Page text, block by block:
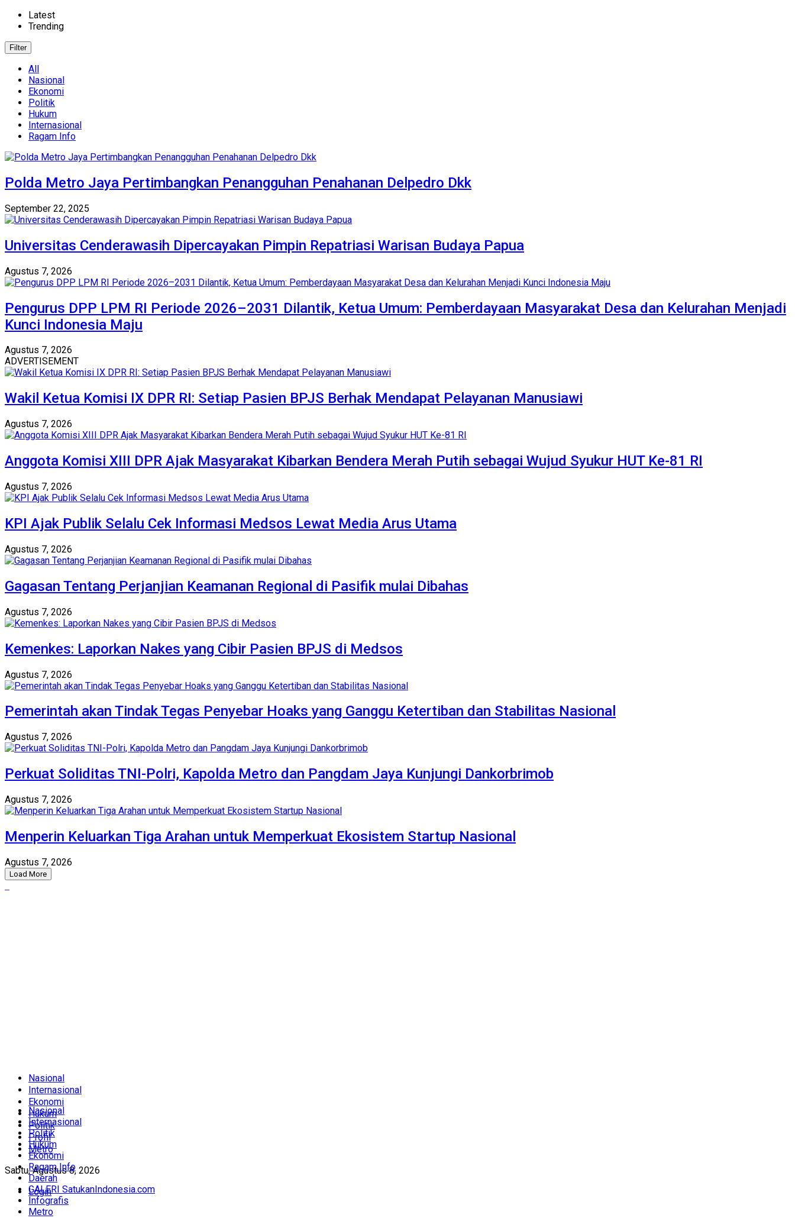
Latest
Trending
Filter
All
Nasional
Ekonomi
Politik
Hukum
Internasional
Ragam Info
Polda Metro Jaya Pertimbangkan Penangguhan Penahanan Delpedro Dkk
September 22, 2025
Universitas Cenderawasih Dipercayakan Pimpin Repatriasi Warisan Budaya Papua
Agustus 7, 2026
Pengurus DPP LPM RI Periode 2026–2031 Dilantik, Ketua Umum: Pemberdayaan Masyarakat Desa dan Kelurahan Menjadi
Kunci Indonesia Maju
Agustus 7, 2026
ADVERTISEMENT
Wakil Ketua Komisi IX DPR RI: Setiap Pasien BPJS Berhak Mendapat Pelayanan Manusiawi
Agustus 7, 2026
Anggota Komisi XIII DPR Ajak Masyarakat Kibarkan Bendera Merah Putih sebagai Wujud Syukur HUT Ke-81 RI
Agustus 7, 2026
KPI Ajak Publik Selalu Cek Informasi Medsos Lewat Media Arus Utama
Agustus 7, 2026
Gagasan Tentang Perjanjian Keamanan Regional di Pasifik mulai Dibahas
Agustus 7, 2026
Kemenkes: Laporkan Nakes yang Cibir Pasien BPJS di Medsos
Agustus 7, 2026
Pemerintah akan Tindak Tegas Penyebar Hoaks yang Ganggu Ketertiban dan Stabilitas Nasional
Agustus 7, 2026
Perkuat Soliditas TNI-Polri, Kapolda Metro dan Pangdam Jaya Kunjungi Dankorbrimob
Agustus 7, 2026
Menperin Keluarkan Tiga Arahan untuk Memperkuat Ekosistem Startup Nasional
Agustus 7, 2026
Load More
Nasional
Internasional
Ekonomi
Hukum
Politik
Profil
Metro
Sabtu, Agustus 8, 2026
Login
Nasional
Internasional
Politik
Hukum
Ekonomi
Ragam Info
Daerah
GALERI SatukanIndonesia.com
Infografis
Metro